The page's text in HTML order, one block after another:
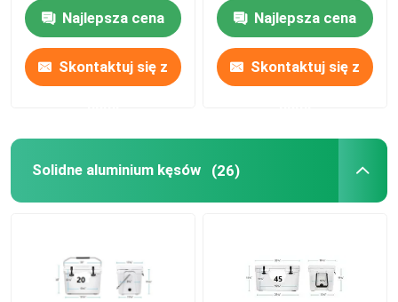
Rockandrollowa maszyna z otwartym płomieniem
Maszyna do formowania rotacyjnego z karuzelą
Najlepsza cena
Skontaktuj się z
Najlepsza cena
Skontaktuj się z
Solidne aluminium kęsów (26)